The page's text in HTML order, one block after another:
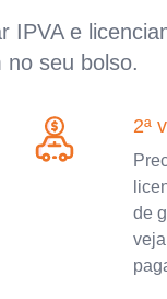
IPVA e
seu bolso.
2ª
de